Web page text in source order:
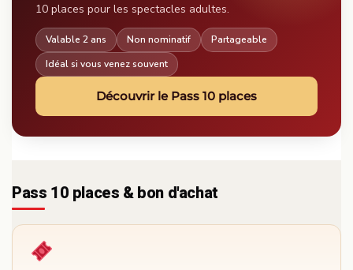
10 places pour les spectacles adultes.
Valable 2 ans Non nominatif
Partageable
Idéal si vous venez souvent
Découvrir le Pass 10 places
Pass 10 places & bon d'achat